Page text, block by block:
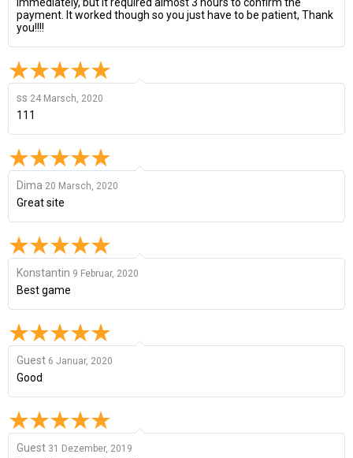
immediately, but it required almost 3 hours to confirm the
payment. It worked though so you just have to be patient, Thank
you!!!!
ss 24 Marsch, 2020
111
Dima 20 Marsch, 2020
Great site
Konstantin 9 Februar, 2020
Best game
Guest 6 Januar, 2020
Good
Guest 31 Dezember, 2019